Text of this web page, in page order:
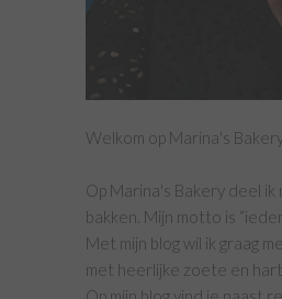
Welkom op Marina's
Op Marina's Bakery deel ik
bakken. Mijn motto is
Met mijn blog wil ik graag
met heerlijke zoete en